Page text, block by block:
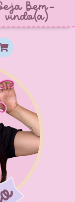
Bem-
vindo(a)